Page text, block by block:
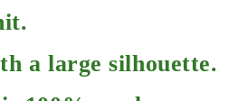
a large silhouette.